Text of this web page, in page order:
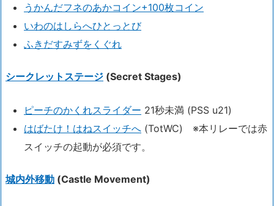
うかんだフネのあかコイン+100枚コイン
いわのはしらへひとっとび
ふきだすみずをくぐれ
シークレットステージ (Secret Stages)
ピーチのかくれスライダー 21秒未満 (PSS u21)
はばたけ！はねスイッチへ (TotWC) ※本リレーでは赤
スイッチの起動が必須です。
城内外移動 (Castle Movement)